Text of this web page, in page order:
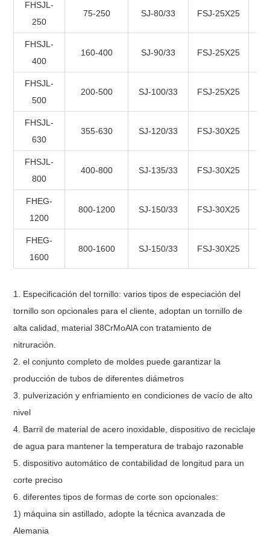
FHSJL-
250
75-250 SJ-80/33 FSJ-25X25
FHSJL-
400
160-400 SJ-90/33 FSJ-25X25
FHSJL-
500
200-500 SJ-100/33 FSJ-25X25
FHSJL-
630
355-630 SJ-120/33 FSJ-30X25
FHSJL-
800
400-800 SJ-135/33 FSJ-30X25
FHEG-
1200
800-1200 SJ-150/33 FSJ-30X25
FHEG-
1600
800-1600 SJ-150/33 FSJ-30X25
1. Especificación del tornillo: varios tipos de especiación del
tornillo son opcionales para el cliente, adoptan un tornillo de
alta calidad, material 38CrMoAlA con tratamiento de
nitruración.
2. el conjunto completo de moldes puede garantizar la
producción de tubos de diferentes diámetros
3. pulverización y enfriamiento en condiciones de vacío de alto
nivel
4. Barril de material de acero inoxidable, dispositivo de reciclaje
de agua para mantener la temperatura de trabajo razonable
5. dispositivo automático de contabilidad de longitud para un
corte preciso
6. diferentes tipos de formas de corte son opcionales:
1) máquina sin astillado, adopte la técnica avanzada de
Alemania